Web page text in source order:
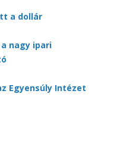
a dollár
nagy ipari
Egyensúly Intézet